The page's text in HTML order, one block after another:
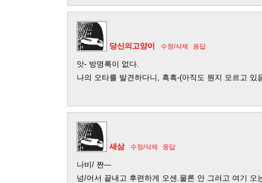
당신의고양이 수정/삭제 응답
앗- 방명록이 없다.
나의 오타를 발견하다니, 흑흑-(아직도 뭔지 모르고 있
새삼 수정/삭제 응답
나비/ 짠---
넝/어서 끝내고 후련하게 오센.물론 안 그러고 여기 오